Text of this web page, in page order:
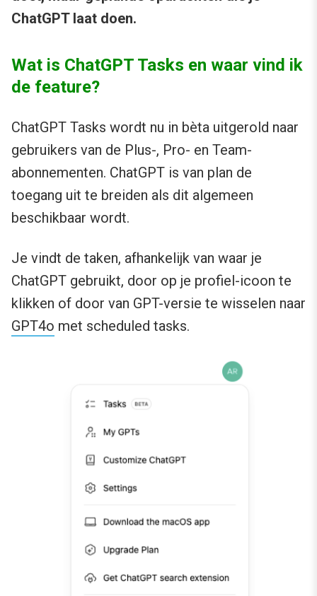
ChatGPT laat doen.
Wat is ChatGPT Tasks en waar vind ik
de feature?
ChatGPT Tasks wordt nu in bèta uitgerold naar
gebruikers van de Plus-, Pro- en Team-
abonnementen. ChatGPT is van plan de
toegang uit te breiden als dit algemeen
beschikbaar wordt.
Je vindt de taken, afhankelijk van waar je
ChatGPT gebruikt, door op je profiel-icoon te
klikken of door van GPT-versie te wisselen naar
GPT4o met scheduled tasks.